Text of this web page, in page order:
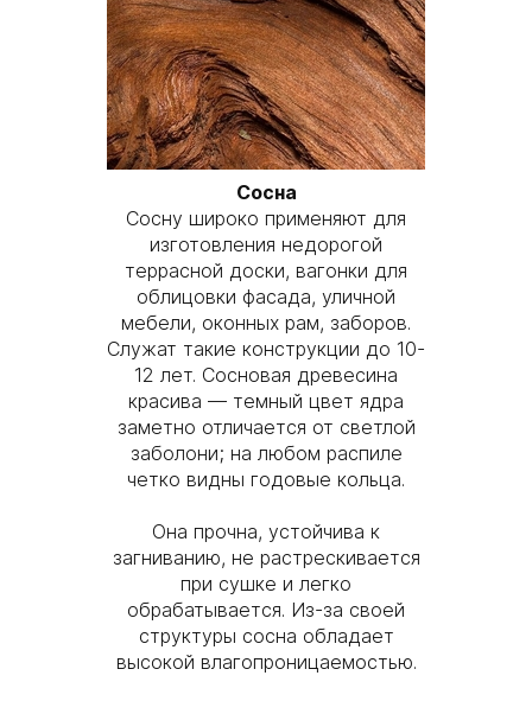
Сосна
Сосну широко применяют для
изготовления недорогой
террасной доски, вагонки для
облицовки фасада, уличной
мебели, оконных рам, заборов.
Служат такие конструкции до 10-
12 лет. Сосновая древесина
красива — темный цвет ядра
заметно отличается от светлой
заболони; на любом распиле
четко видны годовые кольца.
Она прочна, устойчива к
загниванию, не растрескивается
при сушке и легко
обрабатывается. Из-за своей
структуры сосна обладает
высокой влагопроницаемостью.